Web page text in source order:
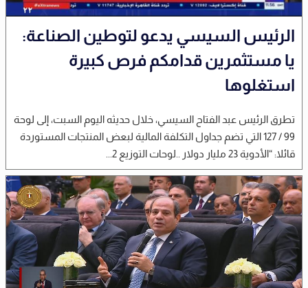
الرئيس السيسي يدعو لتوطين الصناعة:
يا مستثمرين قدامكم فرص كبيرة
استغلوها
تطرق الرئيس عبد الفتاح السيسي، خلال حديثه اليوم السبت، إلى لوحة
99 / 127 التي تضم جداول التكلفة المالية لبعض المنتجات المستوردة
قائلا: “الأدوية 23 مليار دولار ..لوحات التوزيع 2...